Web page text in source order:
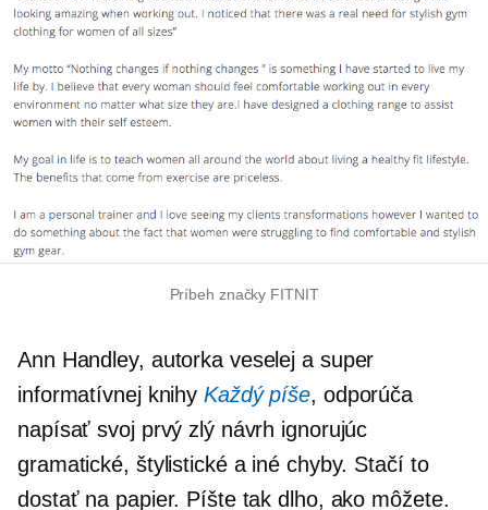
Príbeh značky FITNIT
Ann Handley, autorka veselej a super
informatívnej knihy Každý píše, odporúča
napísať svoj prvý zlý návrh ignorujúc
gramatické, štylistické a iné chyby. Stačí to
dostať na papier. Píšte tak dlho, ako môžete.